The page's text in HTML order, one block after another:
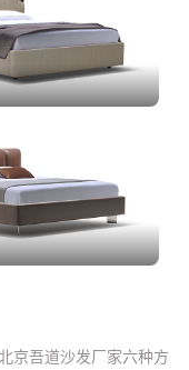
京吾道沙发厂家六种方